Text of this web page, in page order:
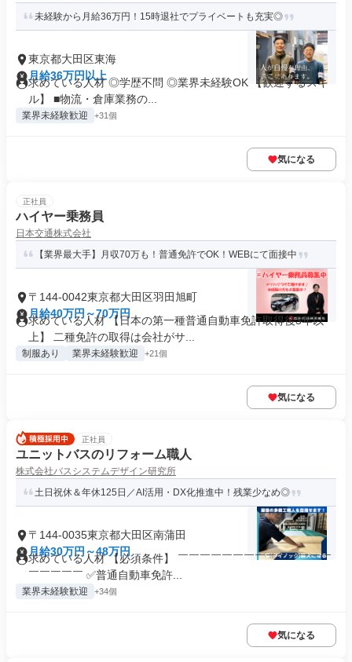
未経験から月給36万円！15時退社でプライベートも充実◎
東京都大田区東海
月給36万円以上
求めている人材 ◎学歴不問 ◎業界未経験OK 【歓迎するスキ
ル】 ■物流・倉庫業務の...
業界未経験歓迎 +31個
気になる
正社員
ハイヤー乗務員
日本交通株式会社
【業界最大手】月収70万も！普通免許でOK！WEBにて面接中
〒144-0042東京都大田区羽田旭町
月給40万円～70万円
求めている人材 【日本の第一種普通自動車免許取得後3年以
上】 二種免許の取得は会社がサ...
制服あり 業界未経験歓迎 +21個
気になる
正社員
ユニットバスのリフォーム職人
株式会社バスシステムデザイン研究所
土日祝休＆年休125日／AI活用・DX化推進中！残業少なめ◎
〒144-0035東京都大田区南蒲田
月給30万円～48万円
求めている人材 【必須条件】 ￣￣￣￣￣￣￣￣￣￣￣￣￣￣
￣￣￣￣￣ ✅普通自動車免許...
業界未経験歓迎 +34個
気になる